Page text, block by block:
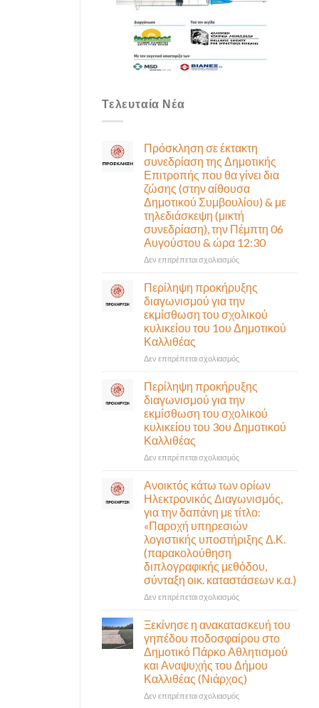
Τελευταία Νέα
Πρόσκληση σε έκτακτη
συνεδρίαση της Δημοτικής
Επιτροπής που θα γίνει δια
ζώσης (στην αίθουσα
Δημοτικού Συμβουλίου) & με
τηλεδιάσκεψη (μικτή
συνεδρίαση), την Πέμπτη 06
Αυγούστου & ώρα 12:30
Δεν επιτρέπεται σχολιασμόςστο
σε
έκτακτη
συνεδρίαση
της
Δημοτικής
δια
ζώσης
(στην
αίθουσα
&
τηλεδιάσκεψη
(μικτή
συνεδρίαση),
την
Πέμπτη
06
Αυγούστου
&
ώρα
12:30
Περίληψη προκήρυξης
διαγωνισμού για την
εκμίσθωση του σχολικού
κυλικείου του 1ου Δημοτικού
Καλλιθέας
Δεν επιτρέπεται σχολιασμόςστο
προκήρυξης
διαγωνισμού
για
την
εκμίσθωση
1ου
Δημοτικού
Καλλιθέας
Περίληψη προκήρυξης
διαγωνισμού για την
εκμίσθωση του σχολικού
κυλικείου του 3ου Δημοτικού
Καλλιθέας
Δεν επιτρέπεται σχολιασμόςστο
προκήρυξης
διαγωνισμού
για
την
εκμίσθωση
του
κυλικείου
του
Δημοτικού
Ανοικτός κάτω των ορίων
Ηλεκτρονικός Διαγωνισμός,
για την δαπάνη με τίτλο:
«Παροχή υπηρεσιών
λογιστικής υποστήριξης Δ.Κ.
(παρακολούθηση
διπλογραφικής μεθόδου,
σύνταξη οικ. καταστάσεων κ.α.)
Δεν επιτρέπεται σχολιασμόςστο
των
ορίων
Ηλεκτρονικός
Διαγωνισμός,
για
Ξεκίνησε η ανακατασκευή του
γηπέδου ποδοσφαίρου στο
Δημοτικό Πάρκο Αθλητισμού
και Αναψυχής του Δήμου
Καλλιθέας (Νιάρχος)
Δεν επιτρέπεται σχολιασμόςστο